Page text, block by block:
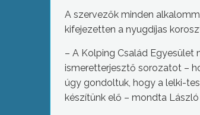
A szervezők minden
kifejezetten a nyugdíjas
– A Kolping Család
ismeretterjesztő sorozatot –
úgy gondoltuk, hogy a lelki-
készítünk elő – mondta